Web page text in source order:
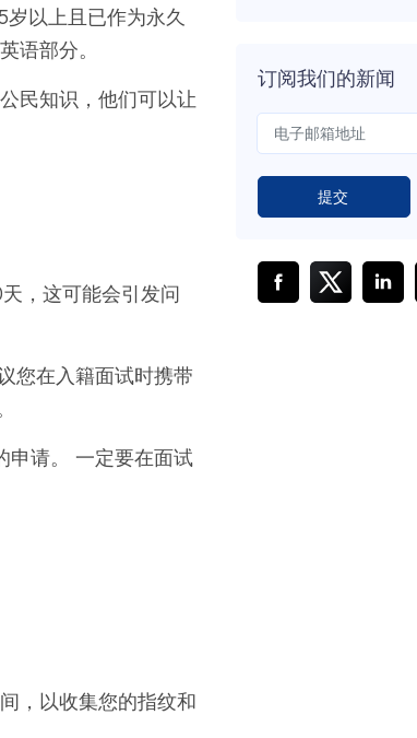
以上且已作为永久
语部分。
民知识，他们可以让
，这可能会引发问
您在入籍面试时携带
申请。 一定要在面试
，以收集您的指纹和
订阅我们的新闻
提交